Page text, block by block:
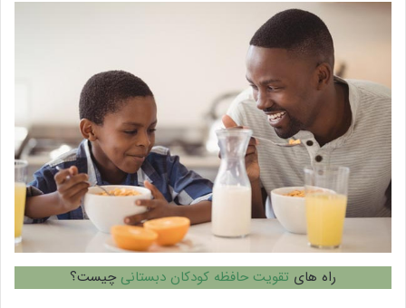
راه های تقویت حافظه کودکان دبستانی چیست؟